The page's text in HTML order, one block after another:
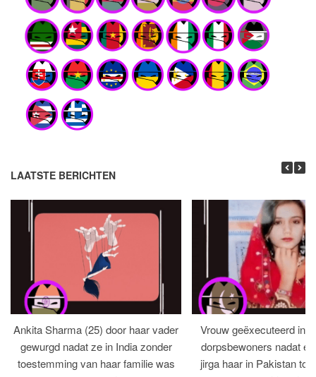
LAATSTE BERICHTEN
Ankita Sharma (25) door haar vader
gewurgd nadat ze in India zonder
toestemming van haar familie was
Vrouw geëxecuteerd in
dorpsbewoners nadat
jirga haar in Pakistan tot